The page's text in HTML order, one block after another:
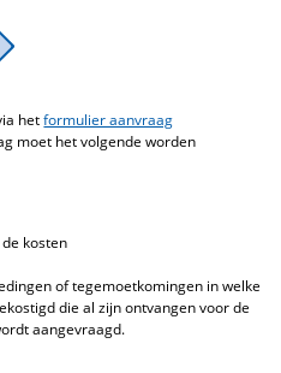
hetformulier aanvraag
moet het volgende worden
kosten
of tegemoetkomingen in welke
die al zijn ontvangen voor de
aangevraagd.